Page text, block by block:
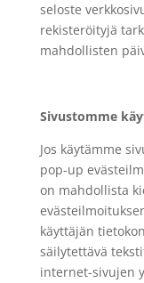
seloste
rekisteröityjä
mahdollisten
Sivustomme
Jos käytämme
pop-up
on mahdollista
käyttäjän
säilytettävä
internet-sivujen